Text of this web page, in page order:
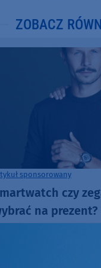
ZOBACZ
sponsorowany
czy
na prezent?